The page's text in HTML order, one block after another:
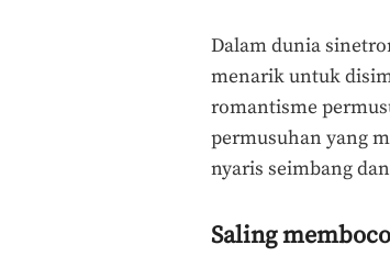
Dalam dunia
menarik untuk
romantisme
permusuhan yang
nyaris seimbang
Saling